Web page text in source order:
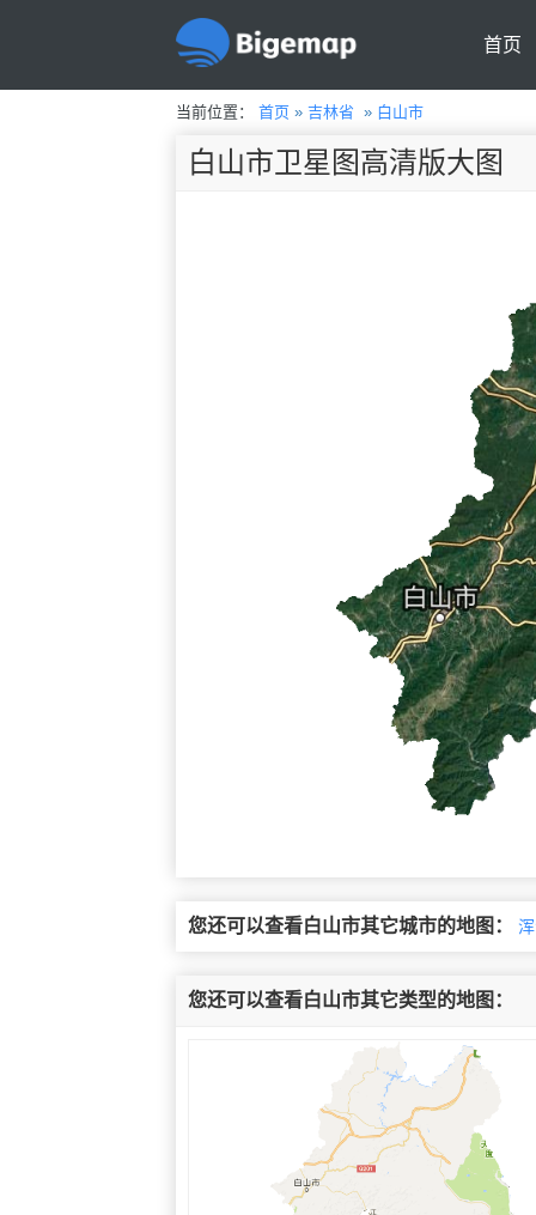
首页
当前位置： 首页» 吉林省 » 白山市
白山市卫星图高清版大图
您还可以查看白山市其它城市的地图：
您还可以查看白山市其它类型的地图：